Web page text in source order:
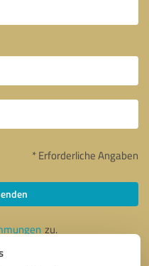
* Erforderliche Angaben
zu.